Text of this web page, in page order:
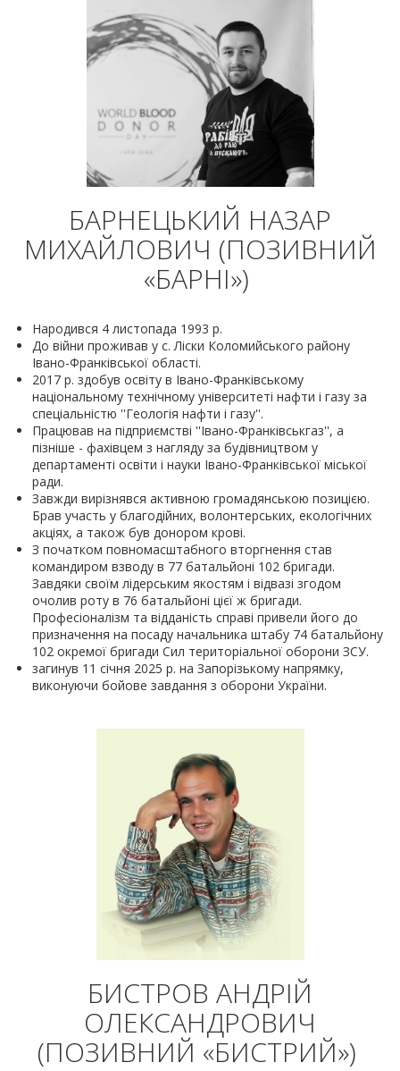
БАРНЕЦЬКИЙ НАЗАР
МИХАЙЛОВИЧ (ПОЗИВНИЙ
«БАРНІ»)
Народився 4 листопада 1993 р.
До війни проживав у с. Ліски Коломийського району
Івано-Франківської області.
2017 р. здобув освіту в Івано-Франківському
національному технічному університеті нафти і газу за
спеціальністю ''Геологія нафти і газу''.
Працював на підприємстві ''Івано-Франківськгаз'', а
пізніше - фахівцем з нагляду за будівництвом у
департаменті освіти і науки Івано-Франківської міської
ради.
Завжди вирізнявся активною громадянською позицією.
Брав участь у благодійних, волонтерських, екологічних
акціях, а також був донором крові.
З початком повномасштабного вторгнення став
командиром взводу в 77 батальйоні 102 бригади.
Завдяки своїм лідерським якостям і відвазі згодом
очолив роту в 76 батальйоні цієї ж бригади.
Професіоналізм та відданість справі привели його до
призначення на посаду начальника штабу 74 батальйону
102 окремої бригади Сил територіальної оборони ЗСУ.
загинув 11 січня 2025 р. на Запорізькому напрямку,
виконуючи бойове завдання з оборони України.
БИСТРОВ АНДРІЙ
ОЛЕКСАНДРОВИЧ
(ПОЗИВНИЙ «БИСТРИЙ»)